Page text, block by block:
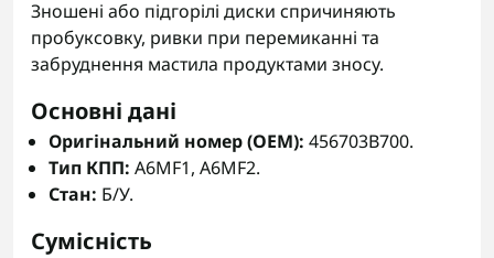
Зношені або підгорілі диски спричиняють
пробуксовку, ривки при перемиканні та
забруднення мастила продуктами зносу.
Основні дані
Оригінальний номер (OEM): 456703B700.
Тип КПП: A6MF1, A6MF2.
Стан: Б/У.
Сумісність